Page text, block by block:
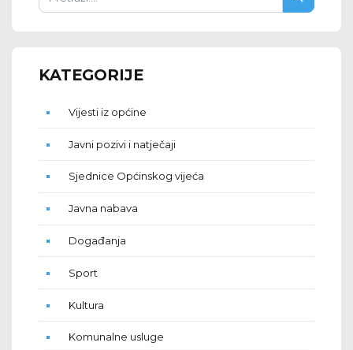
KATEGORIJE
Vijesti iz općine
Javni pozivi i natječaji
Sjednice Općinskog vijeća
Javna nabava
Događanja
Sport
Kultura
Komunalne usluge